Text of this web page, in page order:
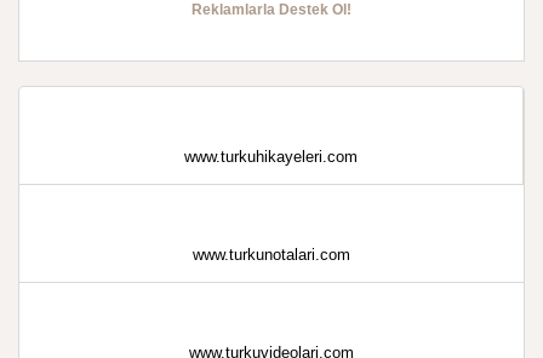
Reklamlarla Destek Ol!
www.turkuhikayeleri.com
www.turkunotalari.com
www.turkuvideolari.com